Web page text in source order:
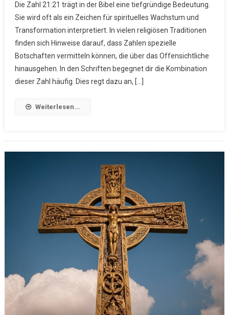
Die Zahl 21:21 trägt in der Bibel eine tiefgründige Bedeutung.
Sie wird oft als ein Zeichen für spirituelles Wachstum und
Transformation interpretiert. In vielen religiösen Traditionen
finden sich Hinweise darauf, dass Zahlen spezielle
Botschaften vermitteln können, die über das Offensichtliche
hinausgehen. In den Schriften begegnet dir die Kombination
dieser Zahl häufig. Dies regt dazu an, […]
Weiterlesen...